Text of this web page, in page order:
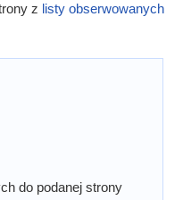
z listy obserwowanych
do podanej strony